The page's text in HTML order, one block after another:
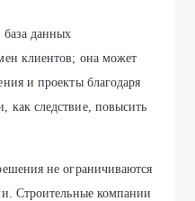
данных
клиентов; она может
и проекты благодаря
следствие, повысить
не ограничиваются
Строительные компании